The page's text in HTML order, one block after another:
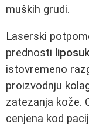
muških grudi.
Laserski
prednosti
istovremeno
proizvodnju
zatezanja kože.
cenjena kod